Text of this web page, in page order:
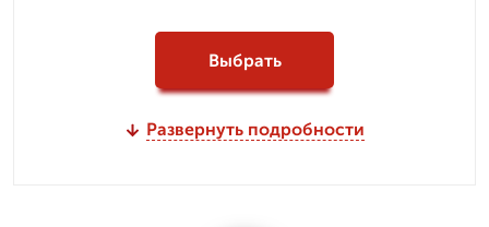
Выбрать
Развернуть подробности